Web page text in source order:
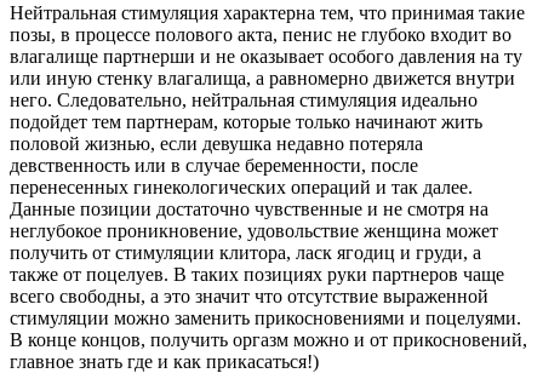
Нейтральная стимуляция характерна тем, что принимая такие
позы, в процессе полового акта, пенис не глубоко входит во
влагалище партнерши и не оказывает особого давления на ту
или иную стенку влагалища, а равномерно движется внутри
него. Следовательно, нейтральная стимуляция идеально
подойдет тем партнерам, которые только начинают жить
половой жизнью, если девушка недавно потеряла
девственность или в случае беременности, после
перенесенных гинекологических операций и так далее.
Данные позиции достаточно чувственные и не смотря на
неглубокое проникновение, удовольствие женщина может
получить от стимуляции клитора, ласк ягодиц и груди, а
также от поцелуев. В таких позициях руки партнеров чаще
всего свободны, а это значит что отсутствие выраженной
стимуляции можно заменить прикосновениями и поцелуями.
В конце концов, получить оргазм можно и от прикосновений,
главное знать где и как прикасаться!)